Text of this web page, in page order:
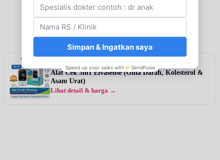
Alat Cek 3in1 Elvasense (Gula Darah, Kolesterol &
Asam Urat)
Lihat detail & harga →